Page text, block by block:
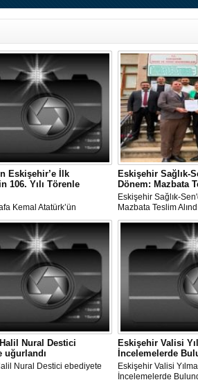
Eskişehir’e İlk
106. Yılı Törenle
Kemal Atatürk’ün
İlk Ziyaretinin 106. Yılı
Eskişehir Sağlık-
Dönem: Mazbata
Eskişehir Sağlık-
Mazbata Teslim
Nural Destici
uğurlandı
Nural Destici ebediyete
Eskişehir Valisi
İncelemelerde
Eskişehir Valisi
İncelemelerde